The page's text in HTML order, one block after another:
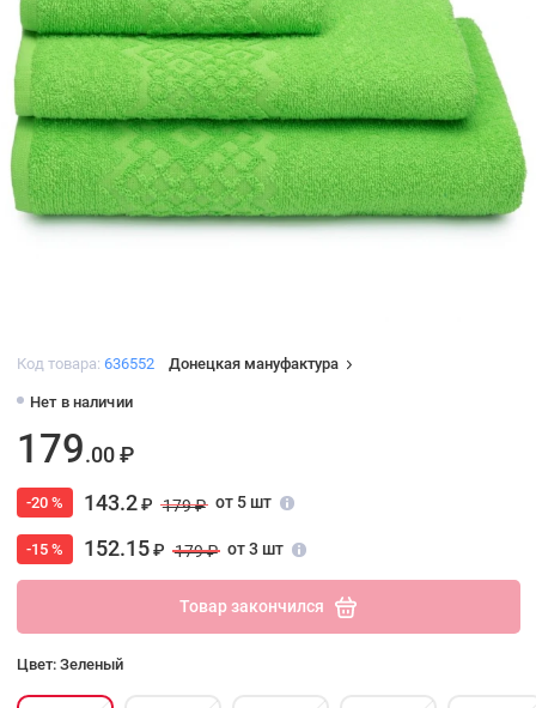
Код товара: 636552 Донецкая мануфактура
Нет в наличии
179.00 ₽
-20 % 143.2₽ 179 ₽ от 5 шт
-15 % 152.15₽ 179 ₽ от 3 шт
Товар закончился
Цвет: Зеленый